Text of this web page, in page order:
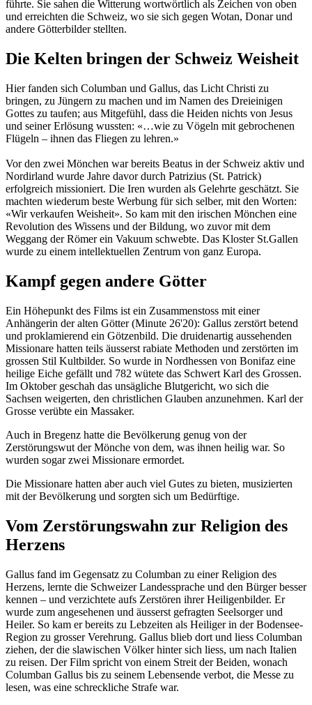
führte. Sie sahen die Witterung wortwörtlich als Zeichen von oben
und erreichten die Schweiz, wo sie sich gegen Wotan, Donar und
andere Götterbilder stellten.
Die Kelten bringen der Schweiz Weisheit
Hier fanden sich Columban und Gallus, das Licht Christi zu
bringen, zu Jüngern zu machen und im Namen des Dreieinigen
Gottes zu taufen; aus Mitgefühl, dass die Heiden nichts von Jesus
und seiner Erlösung wussten: «…wie zu Vögeln mit gebrochenen
Flügeln – ihnen das Fliegen zu lehren.»
Vor den zwei Mönchen war bereits Beatus in der Schweiz aktiv und
Nordirland wurde Jahre davor durch Patrizius (St. Patrick)
erfolgreich missioniert. Die Iren wurden als Gelehrte geschätzt. Sie
machten wiederum beste Werbung für sich selber, mit den Worten:
«Wir verkaufen Weisheit». So kam mit den irischen Mönchen eine
Revolution des Wissens und der Bildung, wo zuvor mit dem
Weggang der Römer ein Vakuum schwebte. Das Kloster St.Gallen
wurde zu einem intellektuellen Zentrum von ganz Europa.
Kampf gegen andere Götter
Ein Höhepunkt des Films ist ein Zusammenstoss mit einer
Anhängerin der alten Götter (Minute 26'20): Gallus zerstört betend
und proklamierend ein Götzenbild. Die druidenartig aussehenden
Missionare hatten teils äusserst rabiate Methoden und zerstörten im
grossen Stil Kultbilder. So wurde in Nordhessen von Bonifaz eine
heilige Eiche gefällt und 782 wütete das Schwert Karl des Grossen.
Im Oktober geschah das unsägliche Blutgericht, wo sich die
Sachsen weigerten, den christlichen Glauben anzunehmen. Karl der
Grosse verübte ein Massaker.
Auch in Bregenz hatte die Bevölkerung genug von der
Zerstörungswut der Mönche von dem, was ihnen heilig war. So
wurden sogar zwei Missionare ermordet.
Die Missionare hatten aber auch viel Gutes zu bieten, musizierten
mit der Bevölkerung und sorgten sich um Bedürftige.
Vom Zerstörungswahn zur Religion des
Herzens
Gallus fand im Gegensatz zu Columban zu einer Religion des
Herzens, lernte die Schweizer Landessprache und den Bürger besser
kennen – und verzichtete aufs Zerstören ihrer Heiligenbilder. Er
wurde zum angesehenen und äusserst gefragten Seelsorger und
Heiler. So kam er bereits zu Lebzeiten als Heiliger in der Bodensee-
Region zu grosser Verehrung. Gallus blieb dort und liess Columban
ziehen, der die slawischen Völker hinter sich liess, um nach Italien
zu reisen. Der Film spricht von einem Streit der Beiden, wonach
Columban Gallus bis zu seinem Lebensende verbot, die Messe zu
lesen, was eine schreckliche Strafe war.